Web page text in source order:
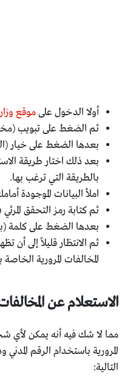
أولا الدخول علىموقع
ثم الضغط على تبويب
بعدها الضغط على خيار
بعد ذلك اختار طريقة
بالطريقة التي ترغب بها.
املأ البيانات الموجودة
ثم كتابة رمز التحقق
بعدها الضغط على كلمة
ثم الانتظار قليلاً إلى أن
المخالفات المرورية
الاستعلام عن المخالفات
مما لا شك فيه أنه يمكن لأي
المرورية باستخدام الرقم
التالية: